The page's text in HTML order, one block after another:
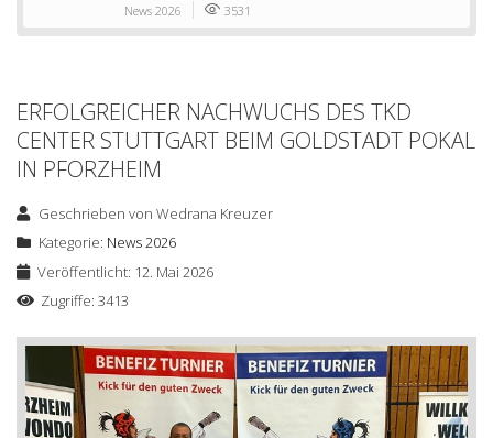
News 2026 3531
ERFOLGREICHER NACHWUCHS DES TKD
CENTER STUTTGART BEIM GOLDSTADT POKAL
IN PFORZHEIM
Geschrieben vonWedrana Kreuzer
Kategorie: News 2026
Veröffentlicht: 12. Mai 2026
Zugriffe: 3413